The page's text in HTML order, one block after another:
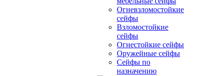
Огневзломостойкие
сейфы
Взломостойкие
сейфы
Огнестойкие сейфы
Оружейные сейфы
Сейфы по
назначению